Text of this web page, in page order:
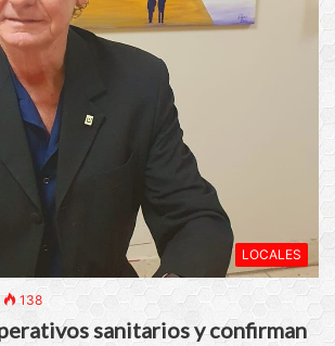
LOCALES
138
sanitarios y confirman